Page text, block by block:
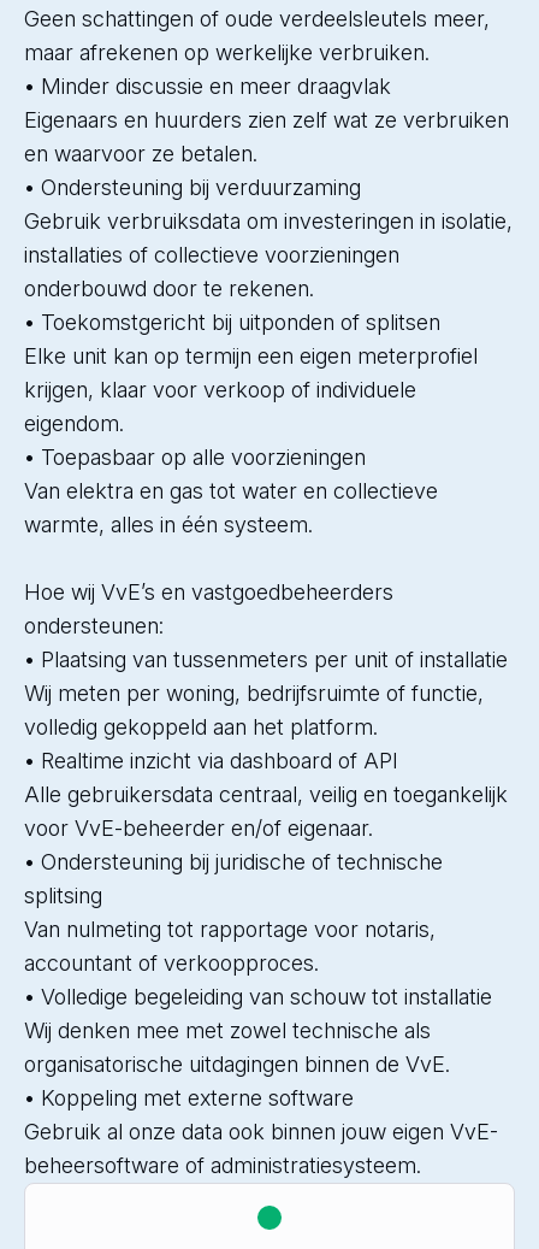
Geen schattingen of oude verdeelsleutels meer,
maar afrekenen op werkelijke verbruiken.
• Minder discussie en meer draagvlak
Eigenaars en huurders zien zelf wat ze verbruiken
en waarvoor ze betalen.
• Ondersteuning bij verduurzaming
Gebruik verbruiksdata om investeringen in isolatie,
installaties of collectieve voorzieningen
onderbouwd door te rekenen.
• Toekomstgericht bij uitponden of splitsen
Elke unit kan op termijn een eigen meterprofiel
krijgen, klaar voor verkoop of individuele
eigendom.
• Toepasbaar op alle voorzieningen
Van elektra en gas tot water en collectieve
warmte, alles in één systeem.
Hoe wij VvE’s en vastgoedbeheerders
ondersteunen:
• Plaatsing van tussenmeters per unit of installatie
Wij meten per woning, bedrijfsruimte of functie,
volledig gekoppeld aan het platform.
• Realtime inzicht via dashboard of API
Alle gebruikersdata centraal, veilig en toegankelijk
voor VvE-beheerder en/of eigenaar.
• Ondersteuning bij juridische of technische
splitsing
Van nulmeting tot rapportage voor notaris,
accountant of verkoopproces.
• Volledige begeleiding van schouw tot installatie
Wij denken mee met zowel technische als
organisatorische uitdagingen binnen de VvE.
• Koppeling met externe software
Gebruik al onze data ook binnen jouw eigen VvE-
beheersoftware of administratiesysteem.